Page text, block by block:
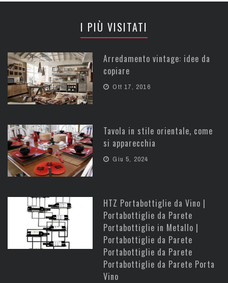
I PIÙ VISITATI
Arredamento vintage: idee da
copiare
Ott 17, 2016
Tavola in stile orientale, come
si apparecchia
Giu 5, 2024
HTZ Portabottiglie da Vino |
Portabottiglie da Parete
Portabottiglie in Metallo |
Portabottiglie da Parete
Portabottiglie da Parete
Portabottiglie da Parete Porta
Vino